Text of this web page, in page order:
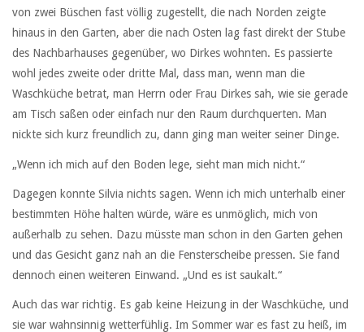
von zwei Büschen fast völlig zugestellt, die nach Norden zeigte
hinaus in den Garten, aber die nach Osten lag fast direkt der Stube
des Nachbarhauses gegenüber, wo Dirkes wohnten. Es passierte
wohl jedes zweite oder dritte Mal, dass man, wenn man die
Waschküche betrat, man Herrn oder Frau Dirkes sah, wie sie gerade
am Tisch saßen oder einfach nur den Raum durchquerten. Man
nickte sich kurz freundlich zu, dann ging man weiter seiner Dinge.
„Wenn ich mich auf den Boden lege, sieht man mich nicht.“
Dagegen konnte Silvia nichts sagen. Wenn ich mich unterhalb einer
bestimmten Höhe halten würde, wäre es unmöglich, mich von
außerhalb zu sehen. Dazu müsste man schon in den Garten gehen
und das Gesicht ganz nah an die Fensterscheibe pressen. Sie fand
dennoch einen weiteren Einwand. „Und es ist saukalt.“
Auch das war richtig. Es gab keine Heizung in der Waschküche, und
sie war wahnsinnig wetterfühlig. Im Sommer war es fast zu heiß, im